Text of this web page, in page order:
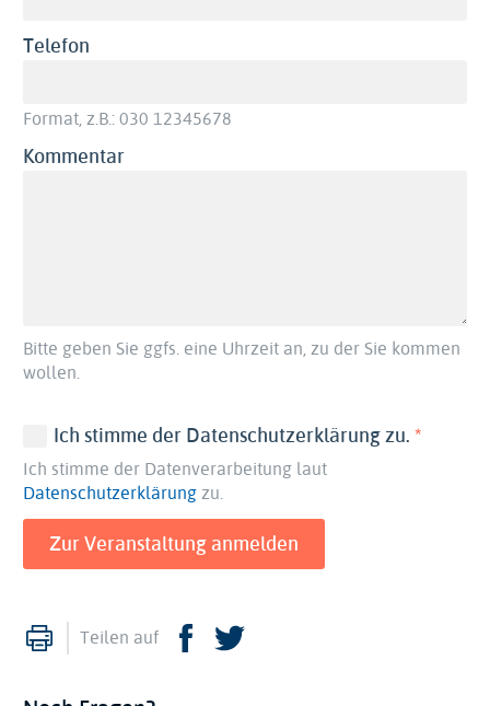
Telefon
Format, z.B.: 030 12345678
Kommentar
Bitte geben Sie ggfs. eine Uhrzeit an, zu der Sie kommen
wollen.
Ich stimme der Datenschutzerklärung zu.
Ich stimme der Datenverarbeitung laut
Datenschutzerklärungzu.
Drucken
Teilen auf Facebook